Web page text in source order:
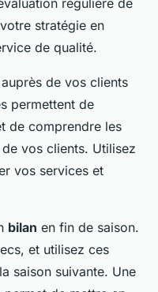
régulière de
stratégie en
de qualité.
auprès de vos clients
permettent de
de comprendre les
vos clients. Utilisez
vos services et
bilan en fin de saison.
et utilisez ces
saison suivante. Une